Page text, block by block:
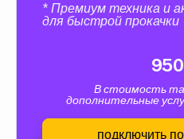
* Премиум техника и
для быстрой прокачки
950
В стоимость
дополнительные
подключить